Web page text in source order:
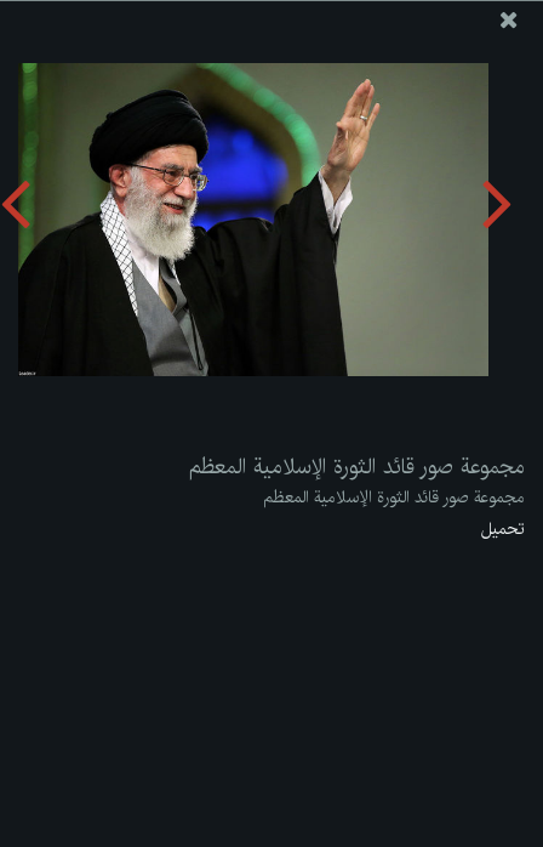
مجموعة صور قائد الثورة الإسلامية المعظم تحميل الألبوم: zip
مجموعة صور قائد الثورة الإسلامية المعظم
مجموعة صور قائد الثورة الإسلامية المعظم
تحميل